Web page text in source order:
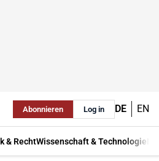
Abonnieren Log in DE EN
& RechtWissenschaft & Technologie